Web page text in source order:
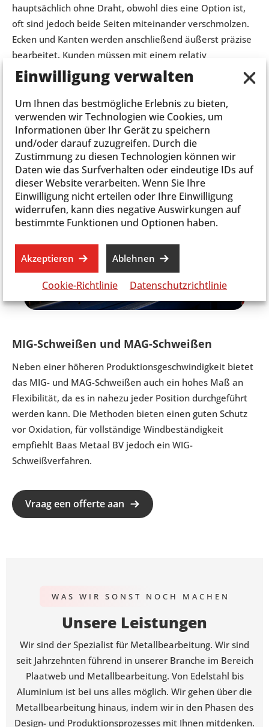
Einwilligung verwalten
Um Ihnen das bestmögliche Erlebnis zu bieten,
verwenden wir Technologien wie Cookies, um
Informationen über Ihr Gerät zu speichern
und/oder darauf zuzugreifen. Durch die
Zustimmung zu diesen Technologien können wir
Daten wie das Surfverhalten oder eindeutige IDs auf
dieser Website verarbeiten. Wenn Sie Ihre
Einwilligung nicht erteilen oder Ihre Einwilligung
widerrufen, kann dies negative Auswirkungen auf
bestimmte Funktionen und Optionen haben.
Akzeptieren Ablehnen
Cookie-Richtlinie Datenschutzrichtlinie
hauptsächlich ohne Draht, obwohl dies eine Option ist,
oft sind jedoch beide Seiten miteinander verschmolzen.
Ecken und Kanten werden anschließend äußerst präzise
bearbeitet. Kunden müssen mit einem relativ
langsameren Arbeitsprozess rechnen als beispielsweise
beim MIG- und MAG-Schweißen.
MIG-Schweißen und MAG-Schweißen
Neben einer höheren Produktionsgeschwindigkeit bietet
das MIG- und MAG-Schweißen auch ein hohes Maß an
Flexibilität, da es in nahezu jeder Position durchgeführt
werden kann. Die Methoden bieten einen guten Schutz
vor Oxidation, für vollständige Windbeständigkeit
empfiehlt Baas Metaal BV jedoch ein WIG-
Schweißverfahren.
Vraag een offerte aan
WAS WIR SONST NOCH MACHEN
Unsere Leistungen
Wir sind der Spezialist für Metallbearbeitung. Wir sind
seit Jahrzehnten führend in unserer Branche im Bereich
Plaatweb und Metallbearbeitung. Von Edelstahl bis
Aluminium ist bei uns alles möglich. Wir gehen über die
Metallbearbeitung hinaus, indem wir in den Phasen des
Design- und Produktionsprozesses mit Ihnen mitdenken.